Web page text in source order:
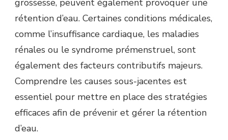
grossesse, peuvent également provoquer une
rétention d’eau. Certaines conditions médicales,
comme l’insuffisance cardiaque, les maladies
rénales ou le syndrome prémenstruel, sont
également des facteurs contributifs majeurs.
Comprendre les causes sous-jacentes est
essentiel pour mettre en place des stratégies
efficaces afin de prévenir et gérer la rétention
d’eau.